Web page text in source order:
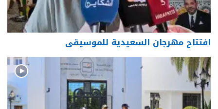
افتتاح مهرجان السعيدية للموسيقى